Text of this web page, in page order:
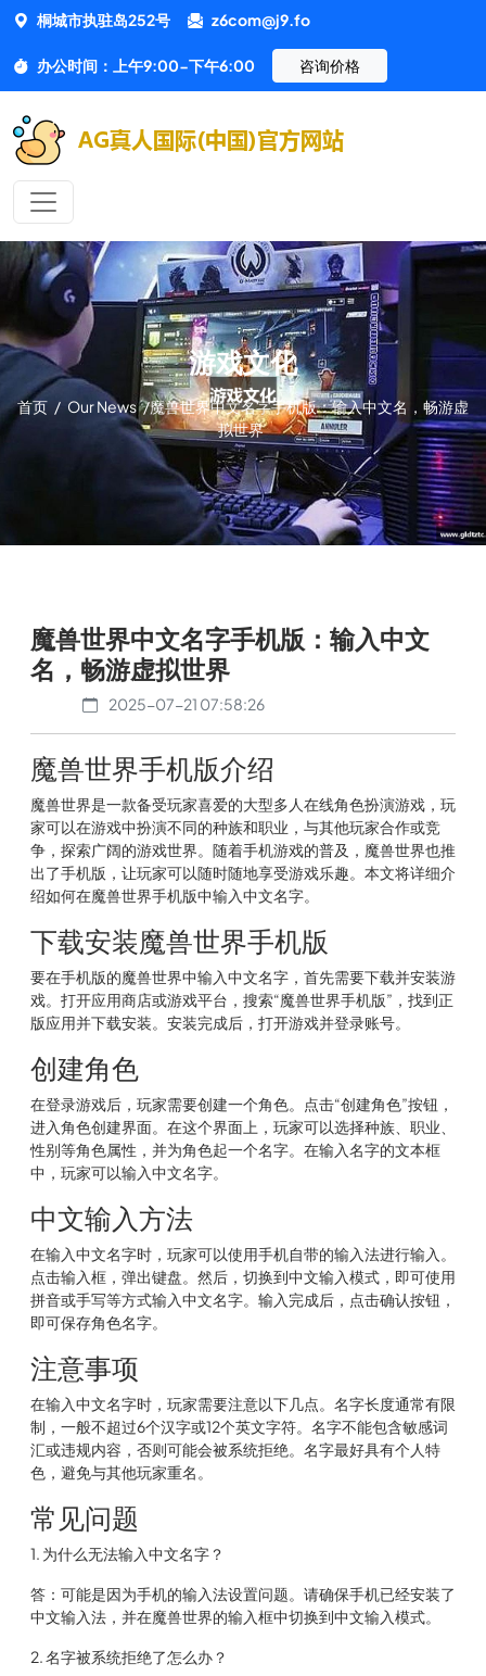
桐城市执驻岛252号 z6com@j9.fo
办公时间：上午9:00-下午6:00 咨询价格
游戏文化
首页 / Our News /魔兽世界中文名字手机版：输入中文名，畅游虚
拟世界
魔兽世界中文名字手机版：输入中文
名，畅游虚拟世界
2025-07-21 07:58:26
魔兽世界手机版介绍
魔兽世界是一款备受玩家喜爱的大型多人在线角色扮演游戏，玩
家可以在游戏中扮演不同的种族和职业，与其他玩家合作或竞
争，探索广阔的游戏世界。随着手机游戏的普及，魔兽世界也推
出了手机版，让玩家可以随时随地享受游戏乐趣。本文将详细介
绍如何在魔兽世界手机版中输入中文名字。
下载安装魔兽世界手机版
要在手机版的魔兽世界中输入中文名字，首先需要下载并安装游
戏。打开应用商店或游戏平台，搜索“魔兽世界手机版”，找到正
版应用并下载安装。安装完成后，打开游戏并登录账号。
创建角色
在登录游戏后，玩家需要创建一个角色。点击“创建角色”按钮，
进入角色创建界面。在这个界面上，玩家可以选择种族、职业、
性别等角色属性，并为角色起一个名字。在输入名字的文本框
中，玩家可以输入中文名字。
中文输入方法
在输入中文名字时，玩家可以使用手机自带的输入法进行输入。
点击输入框，弹出键盘。然后，切换到中文输入模式，即可使用
拼音或手写等方式输入中文名字。输入完成后，点击确认按钮，
即可保存角色名字。
注意事项
在输入中文名字时，玩家需要注意以下几点。名字长度通常有限
制，一般不超过6个汉字或12个英文字符。名字不能包含敏感词
汇或违规内容，否则可能会被系统拒绝。名字最好具有个人特
色，避免与其他玩家重名。
常见问题
1. 为什么无法输入中文名字？
答：可能是因为手机的输入法设置问题。请确保手机已经安装了
中文输入法，并在魔兽世界的输入框中切换到中文输入模式。
2. 名字被系统拒绝了怎么办？